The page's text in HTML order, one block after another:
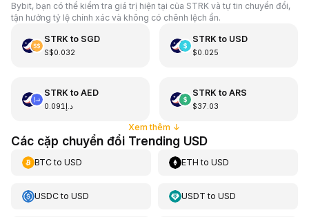
Bybit, bạn có thể kiểm tra giá trị hiện tại của STRK và tự tin chuyển đổi,
tận hưởng tỷ lệ chính xác và không có chênh lệch ẩn.
STRKto SGD
S$0.032
STRKto USD
$0.025
STRKto AED
د.إ0.091
STRKto ARS
$37.03
Xem thêm ↓
Các cặp chuyển đổi Trending USD
BTCto USD ETH toUSD
USDCto USD USDT toUSD